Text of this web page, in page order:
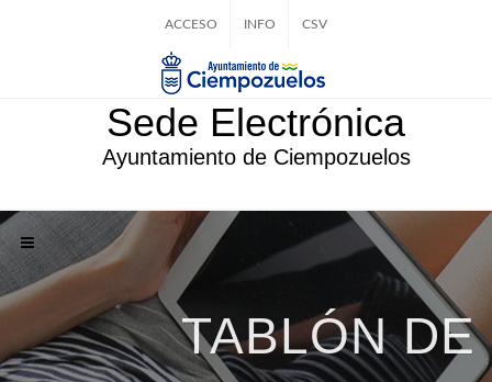
ACCESO INFO CSV
Sede Electrónica
Ayuntamiento de Ciempozuelos
TABLÓN DE